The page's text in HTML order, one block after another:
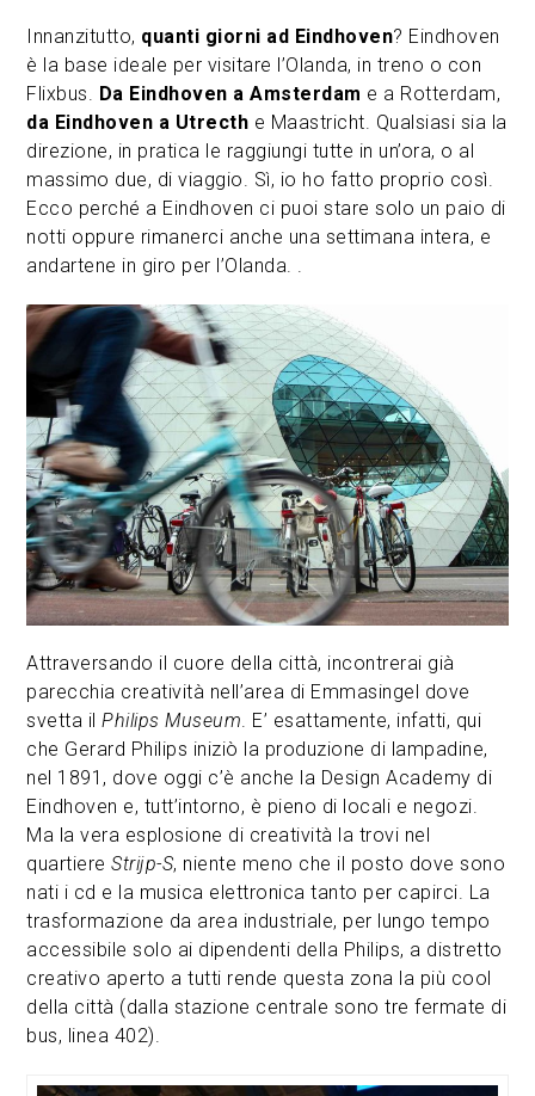
Innanzitutto, quanti giorni ad Eindhoven? Eindhoven
è la base ideale per visitare l’Olanda, in treno o con
Flixbus. Da Eindhoven a Amsterdam e a Rotterdam,
da Eindhoven a Utrecth e Maastricht. Qualsiasi sia la
direzione, in pratica le raggiungi tutte in un’ora, o al
massimo due, di viaggio. Sì, io ho fatto proprio così.
Ecco perché a Eindhoven ci puoi stare solo un paio di
notti oppure rimanerci anche una settimana intera, e
andartene in giro per l’Olanda. .
Attraversando il cuore della città, incontrerai già
parecchia creatività nell’area di Emmasingel dove
svetta ilPhilips Museum . E’ esattamente, infatti, qui
che Gerard Philips iniziò la produzione di lampadine,
nel 1891, dove oggi c’è anche la Design Academy di
Eindhoven e, tutt’intorno, è pieno di locali e negozi.
Ma la vera esplosione di creatività la trovi nel
quartiereStrijp-S, niente meno che il posto dove sono
nati i cd e la musica elettronica tanto per capirci. La
trasformazione da area industriale, per lungo tempo
accessibile solo ai dipendenti della Philips, a distretto
creativo aperto a tutti rende questa zona la più cool
della città (dalla stazione centrale sono tre fermate di
bus, linea 402).